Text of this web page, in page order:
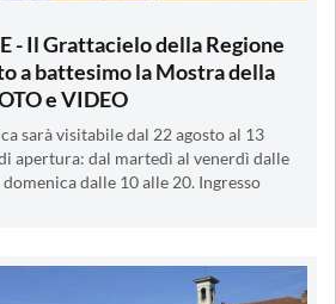
- Il Grattacielo della Regione
a battesimo la Mostra della
e VIDEO
sarà visitabile dal 22 agosto al 13
apertura: dal martedì al venerdì dalle
dalle 10 alle 20. Ingresso